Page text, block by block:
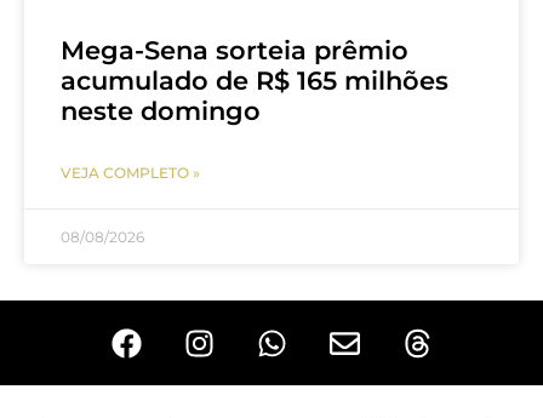
Mega-Sena sorteia prêmio
acumulado de R$ 165 milhões
neste domingo
VEJA COMPLETO »
08/08/2026